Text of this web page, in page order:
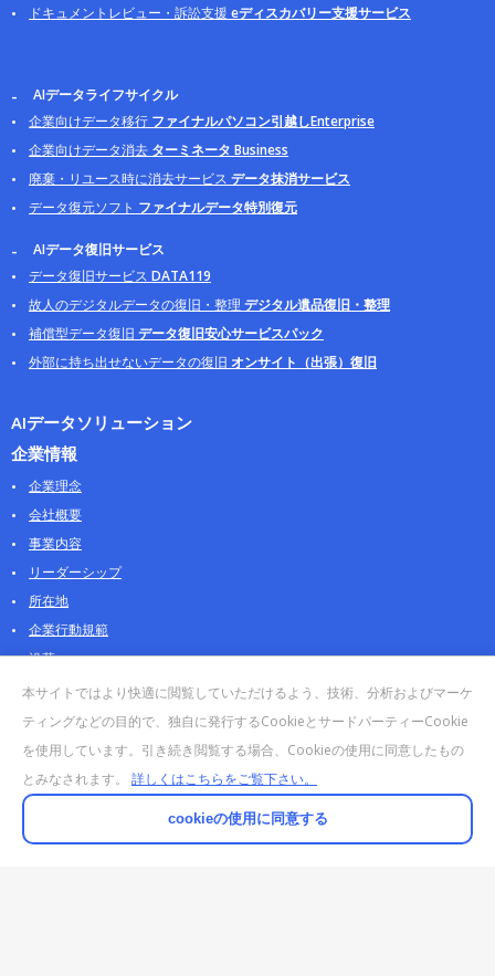
ドキュメントレビュー・訴訟支援eディスカバリー支援サービス
AIデータライフサイクル
企業向けデータ移行 ファイナルパソコン引越しEnterprise
企業向けデータ消去 ターミネータ Business
廃棄・リユース時に消去サービス データ抹消サービス
データ復元ソフト ファイナルデータ特別復元
AIデータ復旧サービス
データ復旧サービス DATA119
故人のデジタルデータの復旧・整理デジタル遺品復旧・整理
補償型データ復旧 データ復旧安心サービスパック
外部に持ち出せないデータの復旧 オンサイト（出張）復旧
AIデータソリューション
企業情報
企業理念
会社概要
事業内容
リーダーシップ
所在地
企業行動規範
沿革
採用情報
パートナー
お問合せ・販売
法人お問合せについて
AOSストア
本サイトではより快適に閲覧していただけるよう、技術、分析およびマーケ
ティングなどの目的で、独自に発行するCookieとサードパーティーCookie
を使用しています。引き続き閲覧する場合、Cookieの使用に同意したもの
とみなされます。 詳しくはこちらをご覧下さい。
cookieの使用に同意する